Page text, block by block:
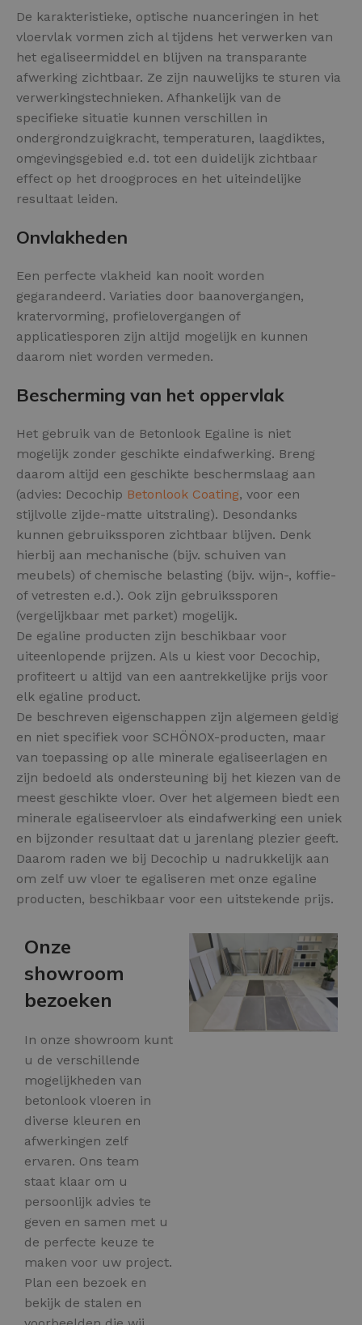
De karakteristieke, optische nuanceringen in het
vloervlak vormen zich al tijdens het verwerken van
het egaliseermiddel en blijven na transparante
afwerking zichtbaar. Ze zijn nauwelijks te sturen via
verwerkingstechnieken. Afhankelijk van de
specifieke situatie kunnen verschillen in
ondergrondzuigkracht, temperaturen, laagdiktes,
omgevingsgebied e.d. tot een duidelijk zichtbaar
effect op het droogproces en het uiteindelijke
resultaat leiden.
Onvlakheden
Een perfecte vlakheid kan nooit worden
gegarandeerd. Variaties door baanovergangen,
kratervorming, profielovergangen of
applicatiesporen zijn altijd mogelijk en kunnen
daarom niet worden vermeden.
Bescherming van het oppervlak
Het gebruik van de Betonlook Egaline is niet
mogelijk zonder geschikte eindafwerking. Breng
daarom altijd een geschikte beschermslaag aan
(advies: Decochip Betonlook Coating, voor een
stijlvolle zijde-matte uitstraling). Desondanks
kunnen gebruikssporen zichtbaar blijven. Denk
hierbij aan mechanische (bijv. schuiven van
meubels) of chemische belasting (bijv. wijn-, koffie-
of vetresten e.d.). Ook zijn gebruikssporen
(vergelijkbaar met parket) mogelijk.
De egaline producten zijn beschikbaar voor
uiteenlopende prijzen. Als u kiest voor Decochip,
profiteert u altijd van een aantrekkelijke prijs voor
elk egaline product.
De beschreven eigenschappen zijn algemeen geldig
en niet specifiek voor SCHÖNOX-producten, maar
van toepassing op alle minerale egaliseerlagen en
zijn bedoeld als ondersteuning bij het kiezen van de
meest geschikte vloer. Over het algemeen biedt een
minerale egaliseervloer als eindafwerking een uniek
en bijzonder resultaat dat u jarenlang plezier geeft.
Daarom raden we bij Decochip u nadrukkelijk aan
om zelf uw vloer te egaliseren met onze egaline
producten, beschikbaar voor een uitstekende prijs.
Onze
showroom
bezoeken
In onze showroom kunt
u de verschillende
mogelijkheden van
betonlook vloeren in
diverse kleuren en
afwerkingen zelf
ervaren. Ons team
staat klaar om u
persoonlijk advies te
geven en samen met u
de perfecte keuze te
maken voor uw project.
Plan een bezoek en
bekijk de stalen en